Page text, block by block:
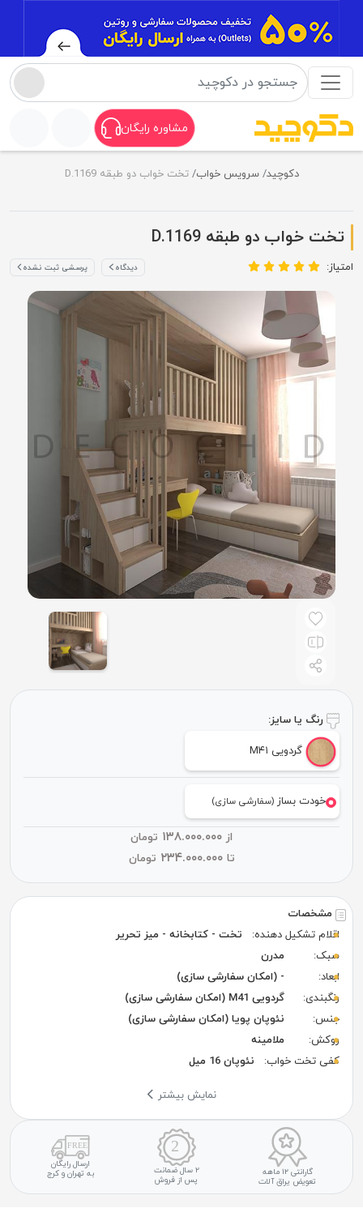
مشاوره رایگان
دکوچید سرویس خواب تخت خواب دو طبقه D.1169
تخت خواب دو طبقه D.1169
امتیاز: دیدگاه پرسشی ثبت نشده
مشخصات
اقلام تشکیل دهنده:
تخت - کتابخانه - میز تحریر
سبک:
مدرن
ابعاد:
- (امکان سفارشی سازی)
رنگبندی:
گردویی M41 (امکان سفارشی سازی)
جنس:
نئوپان پویا (امکان سفارشی سازی)
روکش:
ملامینه
کفی تخت خواب:
نئوپان 16 میل
نمایش بیشتر
گارانتی ۱۲ ماهه
تعویض یراق آلات
۲ سال ضمانت
پس از فروش
ارسال رایگان
به تهران و کرج
رنگ یا سایز:
گردویی M۴۱
خودت بساز(سفارشی سازی)
از۱۳۸.۰۰۰.۰۰۰
تومان
تا ۲۳۴.۰۰۰.۰۰۰ تومان